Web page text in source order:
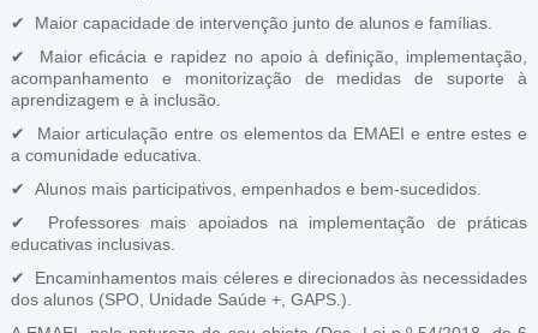
✔ Maior capacidade de intervenção junto de alunos e famílias.
✔ Maior eficácia e rapidez no apoio à definição, implementação,
acompanhamento e monitorização de medidas de suporte à
aprendizagem e à inclusão.
✔ Maior articulação entre os elementos da EMAEI e entre estes e
a comunidade educativa.
✔ Alunos mais participativos, empenhados e bem-sucedidos.
✔ Professores mais apoiados na implementação de práticas
educativas inclusivas.
✔ Encaminhamentos mais céleres e direcionados às necessidades
dos alunos (SPO, Unidade Saúde +, GAPS.).